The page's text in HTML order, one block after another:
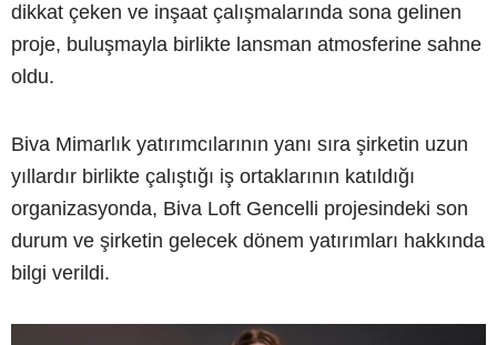
dikkat çeken ve inşaat çalışmalarında sona gelinen
proje, buluşmayla birlikte lansman atmosferine sahne
oldu.
Biva Mimarlık yatırımcılarının yanı sıra şirketin uzun
yıllardır birlikte çalıştığı iş ortaklarının katıldığı
organizasyonda, Biva Loft Gencelli projesindeki son
durum ve şirketin gelecek dönem yatırımları hakkında
bilgi verildi.